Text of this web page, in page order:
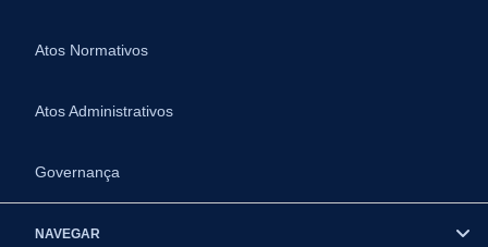
Atos Normativos
Atos Administrativos
Governança
NAVEGAR